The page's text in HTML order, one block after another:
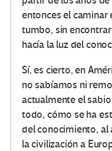
entonces el
tumbo, sin
hacía la luz del
Sí, es cierto, en
no sabíamos ni
actualmente el
todo, cómo se ha
del conocimiento,
la civilización a